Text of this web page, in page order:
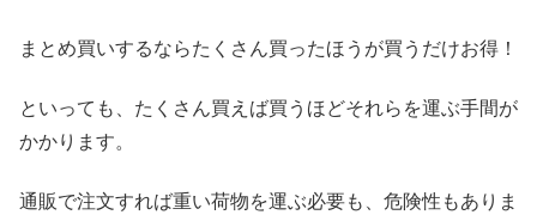
まとめ買いするならたくさん買ったほうが買うだけお得！
といっても、たくさん買えば買うほどそれらを運ぶ手間が
かかります。
通販で注文すれば重い荷物を運ぶ必要も、危険性もありま